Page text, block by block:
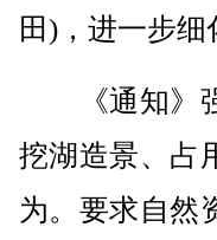
田)，进一步细
《通知》强
挖湖造景、占
为。要求自然